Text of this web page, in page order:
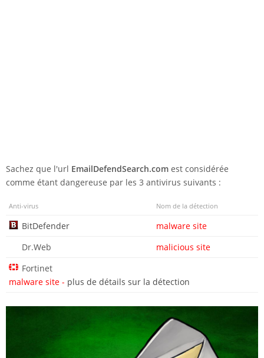
Sachez que l'url EmailDefendSearch.com est considérée
comme étant dangereuse par les 3 antivirus suivants :
Anti-virus Nom de la détection
BitDefender
malware site
Dr.Web
malicious site
Fortinet
malware site - plus de détails sur la détection